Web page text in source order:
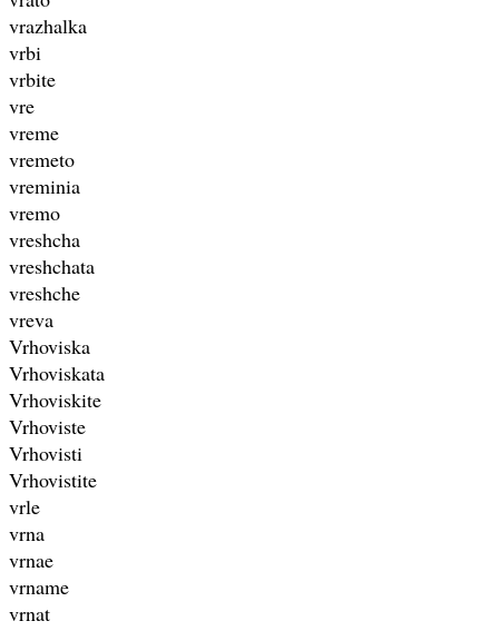
vrazhalka
vrbi
vrbite
vre
vreme
vremeto
vreminia
vremo
vreshcha
vreshchata
vreshche
vreva
Vrhoviska
Vrhoviskata
Vrhoviskite
Vrhoviste
Vrhovisti
Vrhovistite
vrle
vrna
vrnae
vrname
vrnat